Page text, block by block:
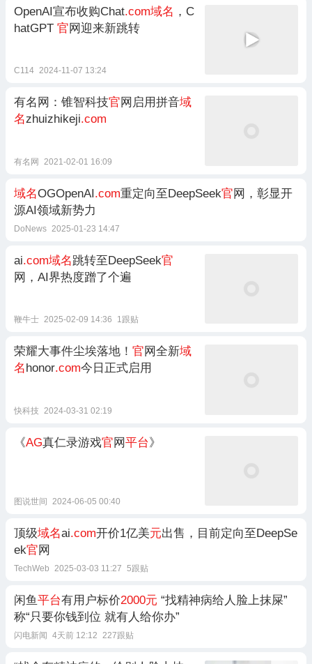
OpenAI宣布收购Chat.com域名 ，C
hatGPT 官网迎来新跳转
C114 2024-11-07 13:24
有名网：锥智科技官网启用拼音域
名zhuizhikeji.com
有名网 2021-02-01 16:09
域名OGOpenAI.com重定向至DeepSeek官网，彰显开
源AI领域新势力
DoNews 2025-01-23 14:47
ai.com域名跳转至DeepSeek官
网，AI界热度蹭了个遍
鞭牛士 2025-02-09 14:36 1跟贴
荣耀大事件尘埃落地！ 官网全新域
名 honor.com今日正式启用
快科技 2024-03-31 02:19
《AG真仁录游戏官网平台》
图说世间 2024-06-05 00:40
顶级域名ai.com开价1亿美元出售，目前定向至DeepSe
ek官网
TechWeb 2025-03-03 11:27 5跟贴
闲鱼平台有用户标价2000元 “找精神病给人脸上抹屎”
称“只要你钱到位 就有人给你办”
闪电新闻 4天前 12:12 227跟贴